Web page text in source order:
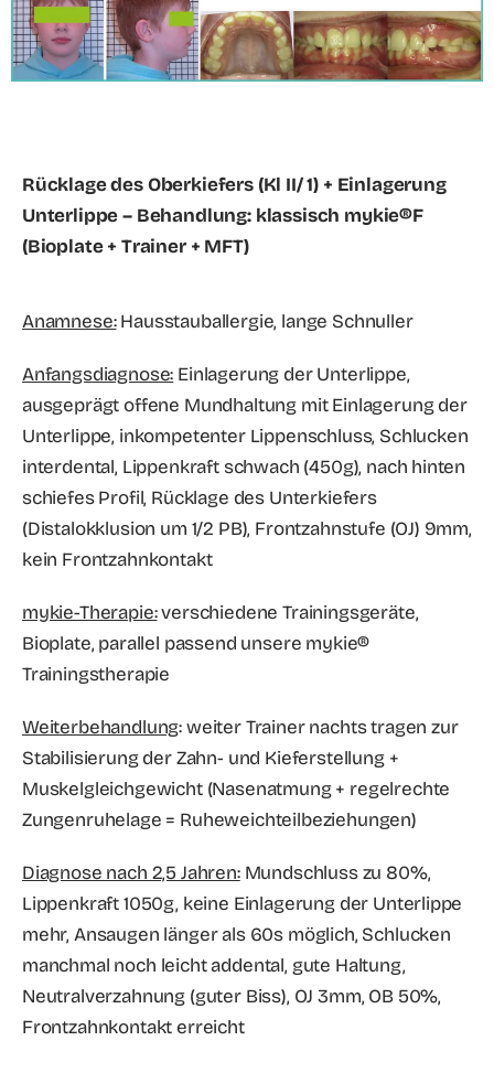
Rücklage des Oberkiefers (Kl II/ 1) + Einlagerung
Unterlippe – Behandlung: klassisch mykie®F
(Bioplate + Trainer + MFT)
Anamnese:Hausstauballergie, lange Schnuller
Anfangsdiagnose: Einlagerung der Unterlippe,
ausgeprägt offene Mundhaltung mit Einlagerung der
Unterlippe, inkompetenter Lippenschluss, Schlucken
interdental, Lippenkraft schwach (450g), nach hinten
schiefes Profil, Rücklage des Unterkiefers
(Distalokklusion um 1/2 PB), Frontzahnstufe (OJ) 9mm,
kein Frontzahnkontakt
mykie-Therapie:verschiedene Trainingsgeräte,
Bioplate, parallel passend unsere mykie®
Trainingstherapie
Weiterbehandlung: weiter Trainer nachts tragen zur
Stabilisierung der Zahn- und Kieferstellung +
Muskelgleichgewicht (Nasenatmung + regelrechte
Zungenruhelage = Ruheweichteilbeziehungen)
Diagnose nach 2,5 Jahren:Mundschluss zu 80%,
Lippenkraft 1050g, keine Einlagerung der Unterlippe
mehr, Ansaugen länger als 60s möglich, Schlucken
manchmal noch leicht addental, gute Haltung,
Neutralverzahnung (guter Biss), OJ 3mm, OB 50%,
Frontzahnkontakt erreicht